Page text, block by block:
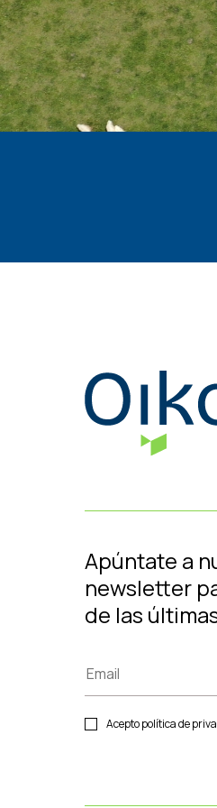
Apúntate a
newsletter
de las
Acepto política de